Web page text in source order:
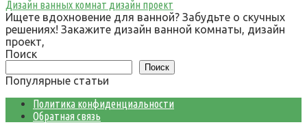
Дизайн ванных комнат дизайн проект
Ищете вдохновение для ванной? Забудьте о скучных
решениях! Закажите дизайн ванной комнаты, дизайн
проект,
Поиск
Поиск
Популярные статьи
Политика конфиденциальности
Обратная связь